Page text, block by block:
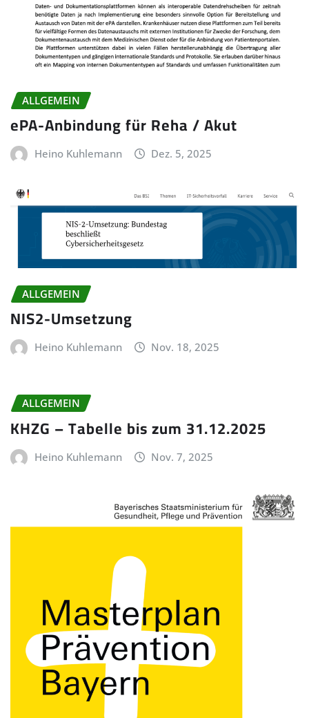
ALLGEMEIN
ePA-Anbindung für Reha / Akut
Heino Kuhlemann Dez. 5, 2025
ALLGEMEIN
NIS2-Umsetzung
Heino Kuhlemann Nov. 18, 2025
ALLGEMEIN
KHZG – Tabelle bis zum 31.12.2025
Heino Kuhlemann Nov. 7, 2025